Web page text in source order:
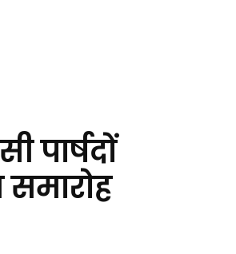
किया जागरूक
पार्षदों